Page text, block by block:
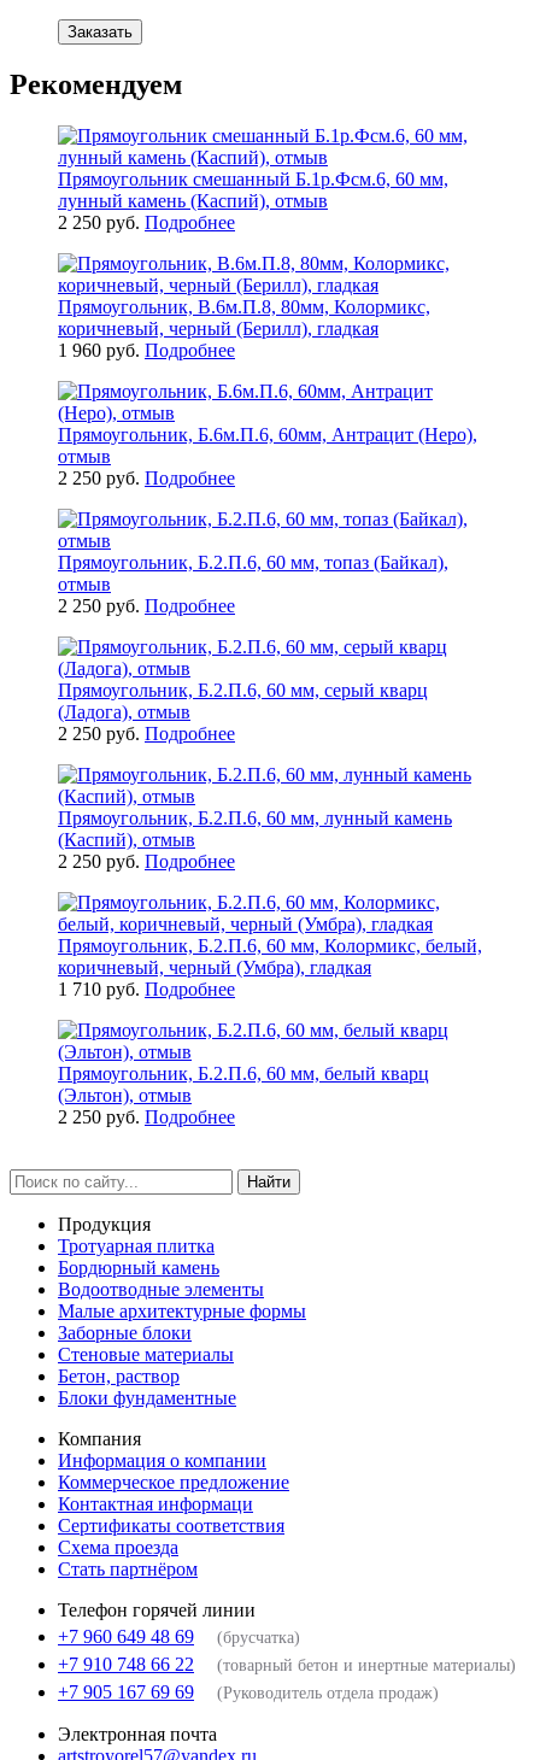
Заказать
Рекомендуем
Прямоугольник смешанный Б.1р.Фсм.6, 60 мм,
лунный камень (Каспий), отмыв
2 250 руб. Подробнее
Прямоугольник, В.6м.П.8, 80мм, Колормикс,
коричневый, черный (Берилл), гладкая
1 960 руб. Подробнее
Прямоугольник, Б.6м.П.6, 60мм, Антрацит (Неро),
отмыв
2 250 руб. Подробнее
Прямоугольник, Б.2.П.6, 60 мм, топаз (Байкал),
отмыв
2 250 руб. Подробнее
Прямоугольник, Б.2.П.6, 60 мм, серый кварц
(Ладога), отмыв
2 250 руб. Подробнее
Прямоугольник, Б.2.П.6, 60 мм, лунный камень
(Каспий), отмыв
2 250 руб. Подробнее
Прямоугольник, Б.2.П.6, 60 мм, Колормикс, белый,
коричневый, черный (Умбра), гладкая
1 710 руб. Подробнее
Прямоугольник, Б.2.П.6, 60 мм, белый кварц
(Эльтон), отмыв
2 250 руб. Подробнее
Найти
Продукция
Тротуарная плитка
Бордюрный камень
Водоотводные элементы
Малые архитектурные формы
Заборные блоки
Стеновые материалы
Бетон, раствор
Блоки фундаментные
Компания
Информация о компании
Коммерческое предложение
Контактная информаци
Сертификаты соответствия
Схема проезда
Стать партнёром
Телефон горячей линии
+7 960 649 48 69
(брусчатка)
+7 910 748 66 22 (товарный бетон и инертные материалы)
+7 905 167 69 69 (Руководитель отдела продаж)
Электронная почта
artstroyorel57@yandex.ru